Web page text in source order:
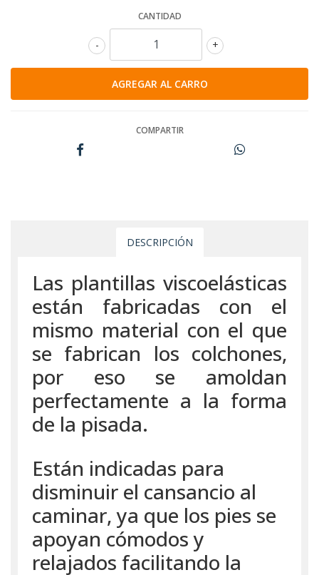
CANTIDAD
+
-
COMPARTIR
DESCRIPCIÓN
Las plantillas viscoelásticas
están fabricadas con el
mismo material con el que
se fabrican los colchones,
por eso se amoldan
perfectamente a la forma
de la pisada.
Están indicadas para
disminuir el cansancio al
caminar, ya que los pies se
apoyan cómodos y
relajados facilitando la